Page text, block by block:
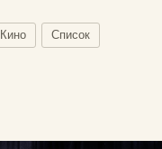
Кино Список